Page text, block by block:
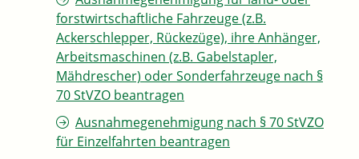
forstwirtschaftliche Fahrzeuge (z.B.
Ackerschlepper, Rückezüge), ihre Anhänger,
Arbeitsmaschinen (z.B. Gabelstapler,
Mähdrescher) oder Sonderfahrzeuge nach §
70 StVZO beantragen
Ausnahmegenehmigung nach § 70 StVZO
für Einzelfahrten beantragen